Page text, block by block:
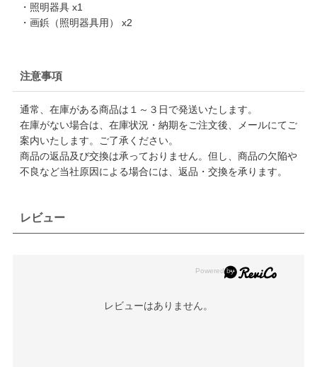
・照明器具 x1
・画鋲（照明器具用） x2
注意事項
通常、在庫がある商品は１～３日で発送いたします。
在庫がない場合は、在庫状況・納期をご注文後、メールにてご
案内いたします。ご了承ください。
商品の返品及び交換は承っておりません。但し、商品の欠陥や
不良など当社原因による場合には、返品・交換を承ります。
レビュー
レビューはありません。